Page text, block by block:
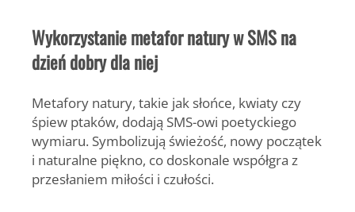
Wykorzystanie metafor natury w SMS na
dzień dobry dla niej
Metafory natury, takie jak słońce, kwiaty czy
śpiew ptaków, dodają SMS-owi poetyckiego
wymiaru. Symbolizują świeżość, nowy początek
i naturalne piękno, co doskonale współgra z
przesłaniem miłości i czułości.